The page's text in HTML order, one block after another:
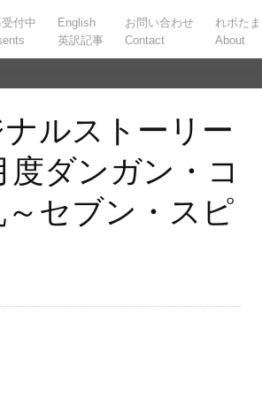
付中
English
英訳記事
お問い合わせ
Contact
れポた
About
ナルストーリー
ダンガン・コ
セブン・スピ